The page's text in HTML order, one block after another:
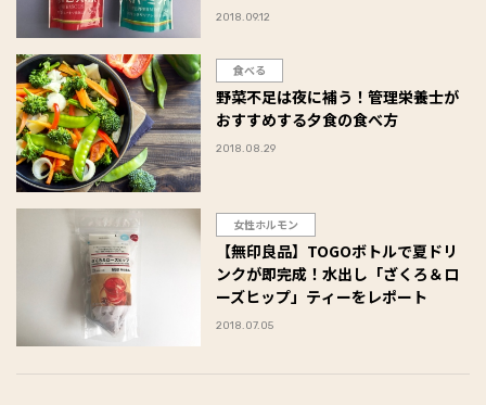
2018.09.12
食べる
野菜不足は夜に補う！管理栄養士が
おすすめする夕食の食べ方
2018.08.29
女性ホルモン
【無印良品】TOGOボトルで夏ドリ
ンクが即完成！水出し「ざくろ＆ロ
ーズヒップ」ティーをレポート
2018.07.05